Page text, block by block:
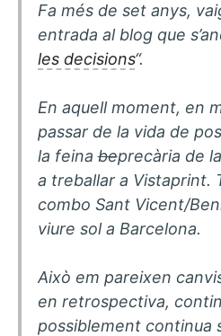
Fa més de set anys,
entrada al blog que
les decisions“.
En aquell moment, en
passar de la vida de
la feinabeprecària de
a treballar a Vistaprint.
combo Sant Vicent/
viure sol a Barcelona.
Això em pareixen
en retrospectiva,
possiblement continua